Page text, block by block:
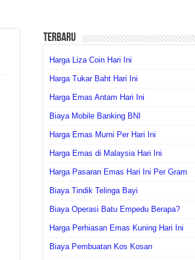
Terbaru
Harga Liza Coin Hari Ini
Harga Tukar Baht Hari Ini
Harga Emas Antam Hari Ini
Biaya Mobile Banking BNI
Harga Emas Murni Per Hari Ini
Harga Emas di Malaysia Hari Ini
Harga Pasaran Emas Hari Ini Per Gram
Biaya Tindik Telinga Bayi
Biaya Operasi Batu Empedu Berapa?
Harga Perhiasan Emas Kuning Hari Ini
Biaya Pembuatan Kos Kosan